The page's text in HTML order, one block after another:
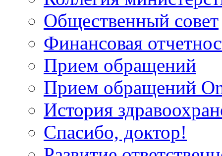
Общественный совет
Финансовая
Прием обращений
Прием обращений
История
Спасибо, доктор!